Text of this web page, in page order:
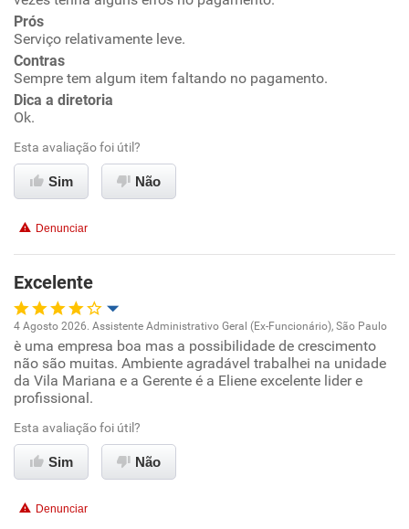
Ambiente de trabalho
Conciliação com a vida familiar
Benefícios
Recomenda esta empresa
Recomenda a diretoria
Prós
Serviço relativamente leve.
Contras
Sempre tem algum item faltando no pagamento.
Dica a diretoria
Ok.
Esta avaliação foi útil?
Sim Não
Denunciar
Excelente
Oportunidade de promoção
Ambiente de trabalho
Conciliação com a vida familiar
Benefícios
4 Agosto 2026. Assistente Administrativo Geral (Ex-Funcionário), São Paulo
è uma empresa boa mas a possibilidade de crescimento
não são muitas. Ambiente agradável trabalhei na unidade
da Vila Mariana e a Gerente é a Eliene excelente lider e
profissional.
Esta avaliação foi útil?
Sim Não
Denunciar